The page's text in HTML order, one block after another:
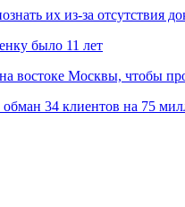
их из-за отсутствия
было 11 лет
востоке Москвы, чтобы
34 клиентов на 75